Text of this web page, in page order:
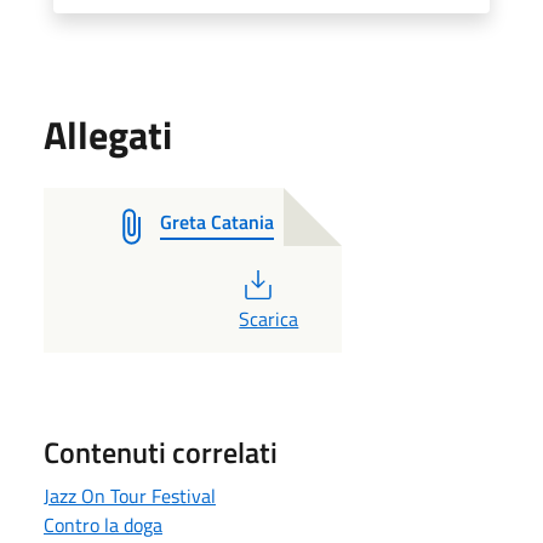
Allegati
Greta Catania
PDF
Scarica
Contenuti correlati
Jazz On Tour Festival
Contro la doga